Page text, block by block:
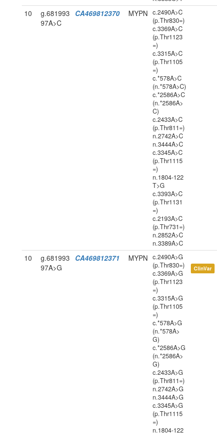
10
g.681993
97A>C
CA469812370 MYPN
c.2490A>C
(p.Thr830=)
c.3369A>C
(p.Thr1123
=)
c.3315A>C
(p.Thr1105
=)
c.*578A>C
(n.*578A>C)
c.*2586A>C
(n.*2586A>
C)
c.2433A>C
(p.Thr811=)
n.2742A>C
n.3444A>C
c.3345A>C
(p.Thr1115
=)
n.1804-122
T>G
c.3393A>C
(p.Thr1131
=)
c.2193A>C
(p.Thr731=)
n.2852A>C
n.3389A>C
10
g.681993
97A>G
CA469812371 MYPN
c.2490A>G
(p.Thr830=)
c.3369A>G
(p.Thr1123
=)
c.3315A>G
(p.Thr1105
=)
c.*578A>G
(n.*578A>
G)
c.*2586A>G
(n.*2586A>
G)
c.2433A>G
(p.Thr811=)
n.2742A>G
n.3444A>G
c.3345A>G
(p.Thr1115
=)
n.1804-122
ClinVar